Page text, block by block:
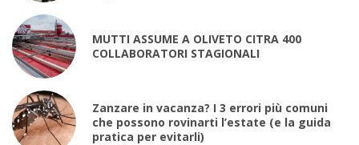
MUTTI ASSUME A OLIVETO CITRA 400
COLLABORATORI STAGIONALI
Zanzare in vacanza? I 3 errori più comuni
che possono rovinarti l’estate (e la guida
pratica per evitarli)